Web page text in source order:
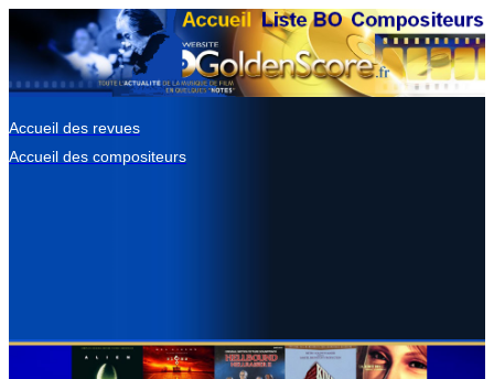
Accueil des revues
Accueil des compositeurs